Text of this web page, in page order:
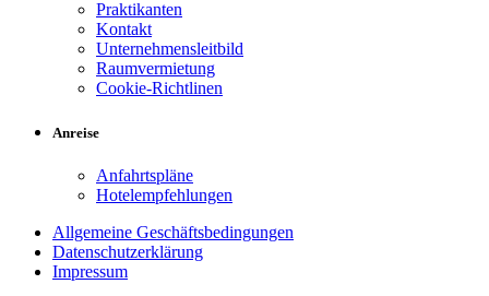
Praktikanten
Kontakt
Unternehmensleitbild
Raumvermietung
Cookie-Richtlinen
Anreise
Anfahrtspläne
Hotelempfehlungen
Allgemeine Geschäftsbedingungen
Datenschutzerklärung
Impressum